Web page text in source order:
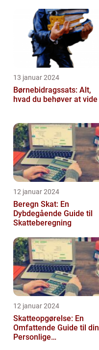
13 januar 2024
Børnebidragssats: Alt,
hvad du behøver at vide
12 januar 2024
Beregn Skat: En
Dybdegående Guide til
Skatteberegning
12 januar 2024
Skatteopgørelse: En
Omfattende Guide til din
Personlige